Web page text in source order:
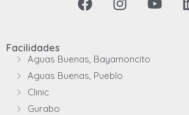
Facilidades
Aguas Buenas, Bayamoncito
Aguas Buenas, Pueblo
Clinic
Gurabo